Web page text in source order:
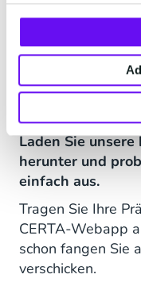
Laden Sie
Laden Sie unsere
herunter und
einfach aus.
Tragen Sie Ihre
CERTA-Webapp
schon fangen Sie
verschicken.